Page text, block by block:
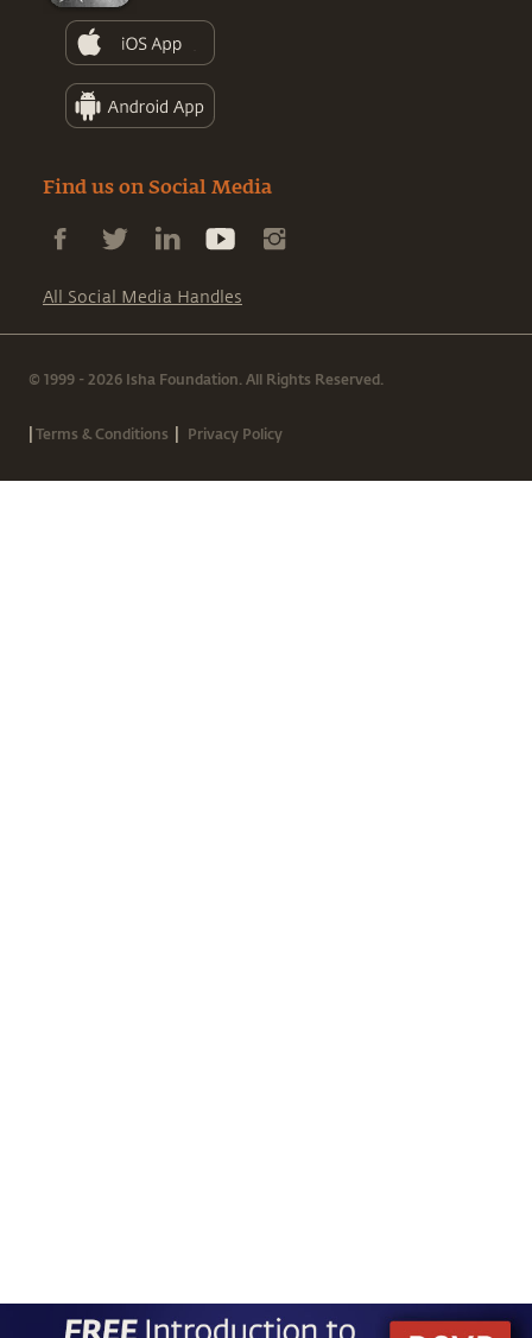
Find us on Social Media
All Social Media Handles
© 1999 - 2026 Isha Foundation. All Rights Reserved.
|Terms & Conditions | Privacy Policy